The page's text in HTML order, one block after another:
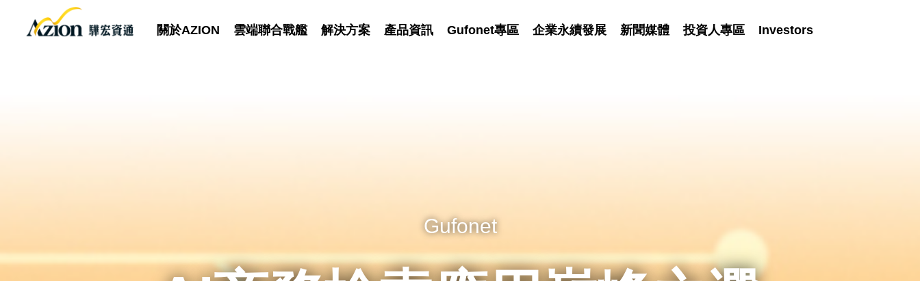
關於AZION 雲端聯合戰艦 解決方案 產品資訊 Gufonet專區 企業永續發展 新聞媒體 投資人專區 Investors
驊宏資通「GufoNotes慧議通」
本地部署才安心！
驊宏資通
Gufonet
企業永續發展